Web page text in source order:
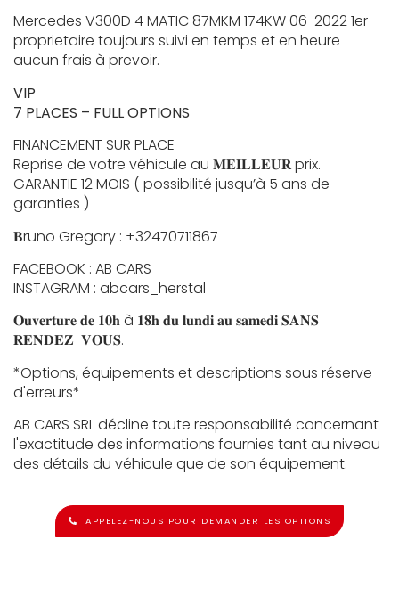
Mercedes V300D 4 MATIC 87MKM 174KW 06-2022 1er
proprietaire toujours suivi en temps et en heure
aucun frais à prevoir.
VIP
7 PLACES – FULL OPTIONS
FINANCEMENT SUR PLACE
Reprise de votre véhicule au 𝐌𝐄𝐈𝐋𝐋𝐄𝐔𝐑 prix.
GARANTIE 12 MOIS ( possibilité jusqu’à 5 ans de
garanties )
𝐁runo Gregory : +32470711867
FACEBOOK : AB CARS
INSTAGRAM : abcars_herstal
𝐎𝐮𝐯𝐞𝐫𝐭𝐮𝐫𝐞 𝐝𝐞 𝟏𝟎𝐡 à 𝟏𝟖𝐡 𝐝𝐮 𝐥𝐮𝐧𝐝𝐢 𝐚𝐮 𝐬𝐚𝐦𝐞𝐝𝐢 𝐒𝐀𝐍𝐒
𝐑𝐄𝐍𝐃𝐄𝐙-𝐕𝐎𝐔𝐒.
*Options, équipements et descriptions sous réserve
d'erreurs*
AB CARS SRL décline toute responsabilité concernant
l'exactitude des informations fournies tant au niveau
des détails du véhicule que de son équipement.
APPELEZ-NOUS POUR DEMANDER LES OPTIONS